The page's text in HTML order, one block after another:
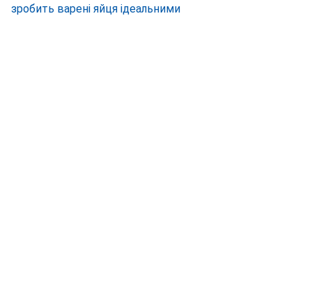
зробить варені яйця ідеальними